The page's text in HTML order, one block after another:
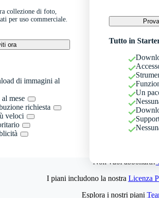
collezione di foto,
per uso commerciale.
ora
di immagini al
mese
richiesta
veloci
Tutto in
Un
Non vuoi abbonarti?
I piani includono la nostra Licenza
Esplora i nostri piani